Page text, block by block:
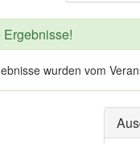
wurden vom